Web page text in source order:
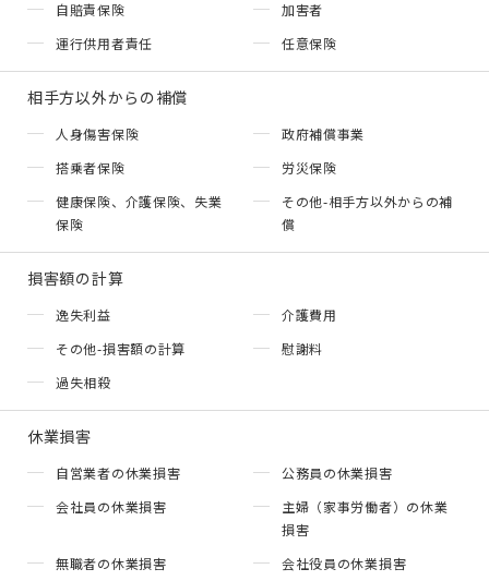
自賠責保険
加害者
運行供用者責任
任意保険
相手方以外からの補償
人身傷害保険
政府補償事業
搭乗者保険
労災保険
健康保険、介護保険、失業
保険
その他-相手方以外からの補
償
損害額の計算
逸失利益
介護費用
その他-損害額の計算
慰謝料
過失相殺
休業損害
自営業者の休業損害
公務員の休業損害
会社員の休業損害
主婦（家事労働者）の休業
損害
無職者の休業損害
会社役員の休業損害